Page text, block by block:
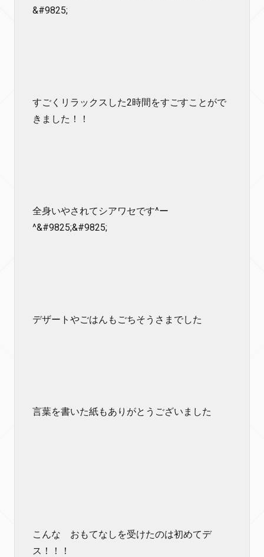
&#9825;
すごくリラックスした2時間をすごすことがで
きました！！
全身いやされてシアワセです^ー
^&#9825;&#9825;
デザートやごはんもごちそうさまでした
言葉を書いた紙もありがとうございました
こんな おもてなしを受けたのは初めてデ
ス！！！